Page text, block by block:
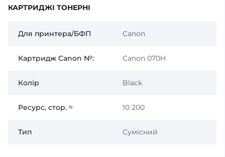
КАРТРИДЖІ ТОНЕРНІ
Для принтера/БФП Canon
Картридж Canon №: Canon 070H
Колір Black
Ресурс, стор. ≈ 10 200
Тип Сумісний